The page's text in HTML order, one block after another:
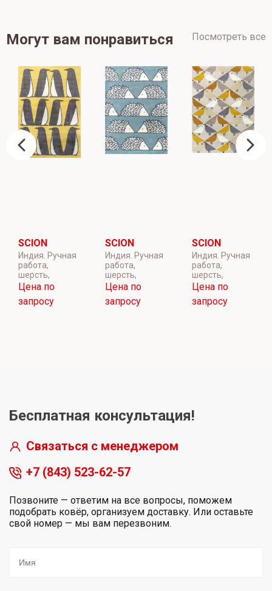
Могут вам понравиться Посмотреть все
SCION
Индия. Ручная
работа,
шерсть,
Цена по
запросу
SCION
Индия. Ручная
работа,
шерсть,
Цена по
запросу
SCION
Индия. Ручная
работа,
шерсть,
Цена по
запросу
Бесплатная консультация!
Связаться с менеджером
+7 (843) 523-62-57
Позвоните — ответим на все вопросы, поможем
подобрать ковёр, организуем доставку. Или оставьте
свой номер — мы вам перезвоним.